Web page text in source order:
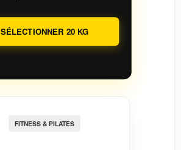
SÉLECTIONNER 20 KG
FITNESS & PILATES